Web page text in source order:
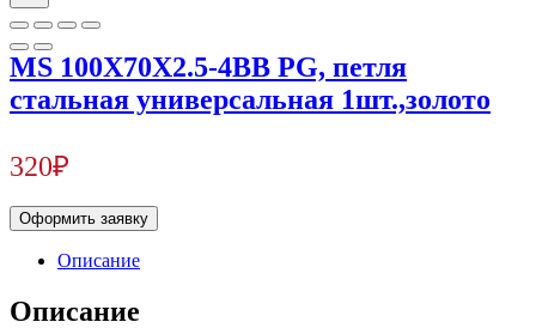
MS 100X70X2.5-4BB PG, петля
стальная универсальная 1шт.,золото
320₽
Оформить заявку
Описание
Описание